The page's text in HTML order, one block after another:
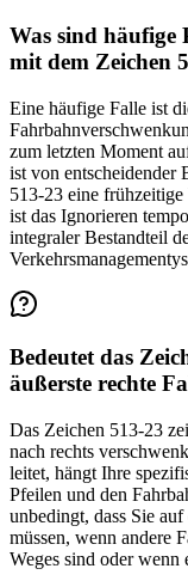
Was sind häufige
mit dem Zeichen
Eine häufige Falle ist
zum letzten Moment
ist von entscheidender
513-23 eine
ist das Ignorieren
integraler Bestandteil
Bedeutet das
äußerste rechte
Das Zeichen 513-23
nach rechts
leitet, hängt Ihre
Pfeilen und den
unbedingt, dass Sie
müssen, wenn andere
Weges sind oder wenn